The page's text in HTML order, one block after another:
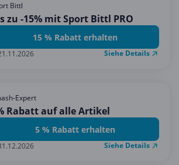
Bittl
zu -15% mit Sport Bittl PRO
15 % Rabatt erhalten
Siehe Details
Expert
Rabatt auf alle Artikel
5 % Rabatt erhalten
Siehe Details